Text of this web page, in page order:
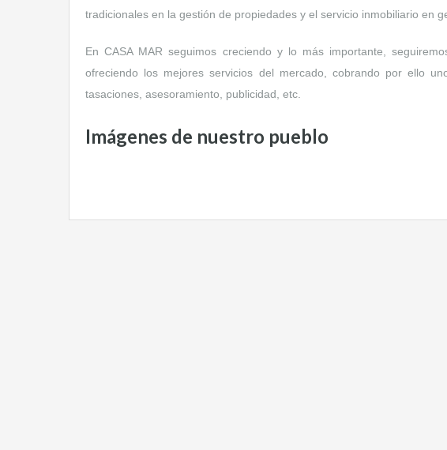
tradicionales en la gestión de propiedades y el servicio inmobiliario en
En CASA MAR seguimos creciendo y lo más importante,
ofreciendo los mejores servicios del mercado, cobrando por ello
tasaciones, asesoramiento, publicidad, etc.
Imágenes de nuestro pueblo